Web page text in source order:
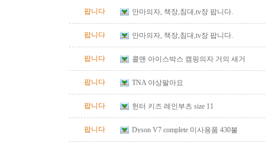
팝니다 안마의자, 책장,침대,tv장 팝니다.
팝니다 안마의자, 책장,침대,tv장 팝니다.
팝니다 콜맨 아이스박스 캠핑의자 거의 새거
팝니다 TNA 야상팔아요
팝니다 헌터 키즈 레인부츠 size 11
팝니다 Dyson V7 complete 미사용품 430불